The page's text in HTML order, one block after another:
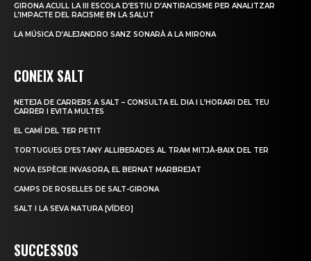
GIRONA ACULL LA III ESCOLA D’ESTIU D’ANTIRACISME PER ANALITZAR
L’IMPACTE DEL RACISME EN LA SALUT
LA MÚSICA D’ALEJANDRO SANZ SONARÀ A LA MIRONA
CONEIX SALT
NETEJA DE CARRERS A SALT – CONSULTA EL DIA I L’HORARI DEL TEU
CARRER I EVITA MULTES
EL CAMÍ DEL TER PETIT
TORTUGUES D’ESTANY ALLIBERADES AL TRAM MITJÀ-BAIX DEL TER
NOVA ESPÈCIE INVASORA, EL BERNAT MARBREJAT
CAMPS DE ROSELLES DE SALT-GIRONA
SALT I LA SEVA NATURA [VÍDEO]
SUCCESSOS